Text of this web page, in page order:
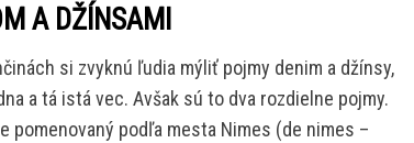
A DŽÍNSAMI
si zvyknú ľudia mýliť pojmy denim a džínsy,
a tá istá vec. Avšak sú to dva rozdielne pojmy.
pomenovaný podľa mesta Nimes (de nimes –